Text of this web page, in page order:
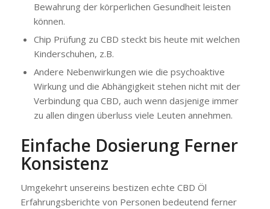
Bewahrung der körperlichen Gesundheit leisten
können.
Chip Prüfung zu CBD steckt bis heute mit welchen
Kinderschuhen, z.B.
Andere Nebenwirkungen wie die psychoaktive
Wirkung und die Abhängigkeit stehen nicht mit der
Verbindung qua CBD, auch wenn dasjenige immer
zu allen dingen überluss viele Leuten annehmen.
Einfache Dosierung Ferner
Konsistenz
Umgekehrt unsereins bestizen echte CBD Öl
Erfahrungsberichte von Personen bedeutend ferner